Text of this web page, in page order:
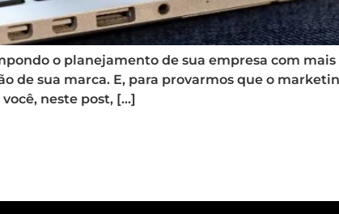
o planejamento de sua empresa com mais
de sua marca. E, para provarmos que o
neste post, […]